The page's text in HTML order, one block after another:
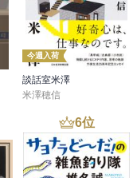
今週入荷
談話室米澤
米澤穂信
6位